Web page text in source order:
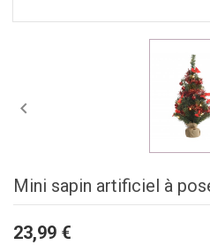

Mini sapin artificiel à
23,99 €